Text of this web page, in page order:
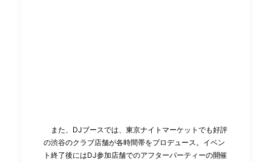
また、DJブースでは、東京ナイトマーケットでも好評
の渋谷のクラブ店舗が各時間帯をプロデュース。イベン
ト終了後にはDJ参加店舗でのアフターパーティーの開催